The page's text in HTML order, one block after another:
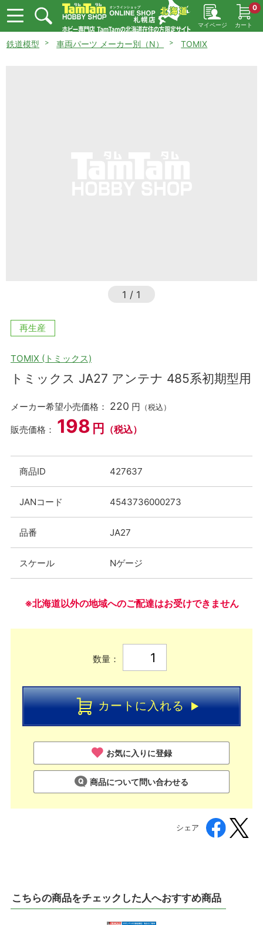
マイページ カート
0
鉄道模型 車両パーツ メーカー別（N） TOMIX
1 / 1
再生産
TOMIX (トミックス)
トミックス JA27 アンテナ 485系初期型用
メーカー希望小売価格： 220 円 （税込）
販売価格： 198 円 （税込）
商品ID 427637
JANコード 4543736000273
品番 JA27
スケール Nゲージ
※北海道以外の地域へのご配達はお受けできません
数量：
カートに入れる
お気に入りに登録
商品について問い合わせる
シェア
こちらの商品をチェックした人へおすすめ商品